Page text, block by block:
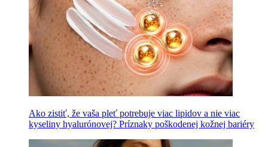
Ako zistiť, že vaša pleť potrebuje viac lipidov a nie viac
kyseliny hyalurónovej? Príznaky poškodenej kožnej bariéry